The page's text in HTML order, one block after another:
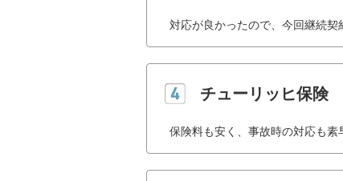
対応が良かったので、今回継続契
チューリッヒ保険
保険料も安く、事故時の対応も素